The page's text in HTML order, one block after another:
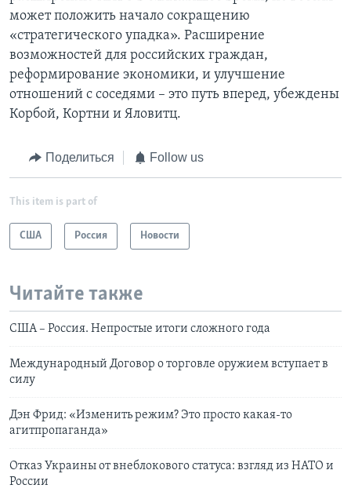
может положить начало сокращению
«стратегического упадка». Расширение
возможностей для российских граждан,
реформирование экономики, и улучшение
отношений с соседями – это путь вперед, убеждены
Корбой, Кортни и Яловитц.
Поделиться Follow us
This item is part of
США Россия Новости
Читайте также
США – Россия. Непростые итоги сложного года
Международный Договор о торговле оружием вступает в
силу
Дэн Фрид: «Изменить режим? Это просто какая-то
агитпропаганда»
Отказ Украины от внеблокового статуса: взгляд из НАТО и
России